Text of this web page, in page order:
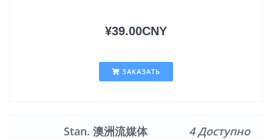
¥39.00CNY
ЗАКАЗАТЬ
Stan. 澳洲流媒体 4 Доступно